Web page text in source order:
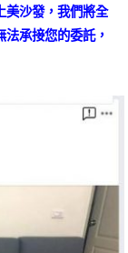
美沙發，我們將全
承接您的委託，